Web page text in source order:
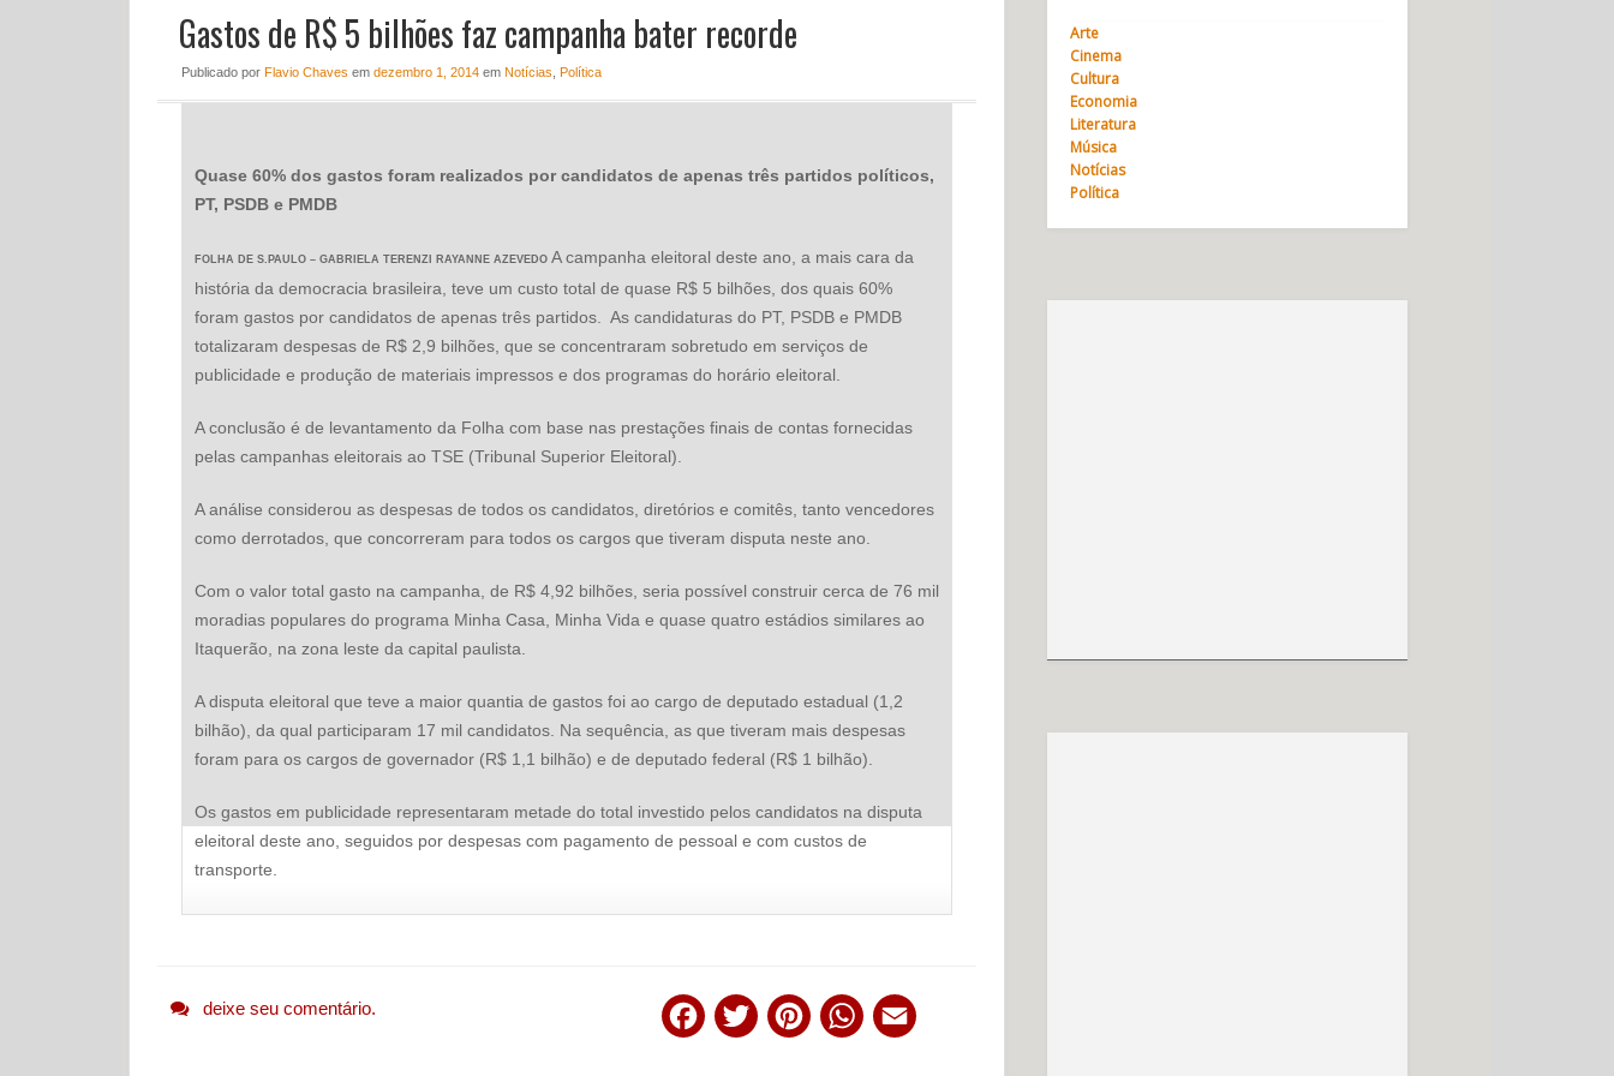
Gastos de R$ 5 bilhões faz campanha bater recorde
Publicado por Flavio Chaves em dezembro 1, 2014em Notícias Política
Quase 60% dos gastos foram realizados por candidatos de apenas três partidos políticos,
PT, PSDB e PMDB
FOLHA DE S.PAULO – GABRIELA TERENZI RAYANNE AZEVEDO A campanha eleitoral deste ano, a mais cara da
história da democracia brasileira, teve um custo total de quase R$ 5 bilhões, dos quais 60%
foram gastos por candidatos de apenas três partidos. As candidaturas do PT, PSDB e PMDB
totalizaram despesas de R$ 2,9 bilhões, que se concentraram sobretudo em serviços de
publicidade e produção de materiais impressos e dos programas do horário eleitoral.
A conclusão é de levantamento da Folha com base nas prestações finais de contas fornecidas
pelas campanhas eleitorais ao TSE (Tribunal Superior Eleitoral).
A análise considerou as despesas de todos os candidatos, diretórios e comitês, tanto vencedores
como derrotados, que concorreram para todos os cargos que tiveram disputa neste ano.
Com o valor total gasto na campanha, de R$ 4,92 bilhões, seria possível construir cerca de 76 mil
moradias populares do programa Minha Casa, Minha Vida e quase quatro estádios similares ao
Itaquerão, na zona leste da capital paulista.
A disputa eleitoral que teve a maior quantia de gastos foi ao cargo de deputado estadual (1,2
bilhão), da qual participaram 17 mil candidatos. Na sequência, as que tiveram mais despesas
foram para os cargos de governador (R$ 1,1 bilhão) e de deputado federal (R$ 1 bilhão).
Os gastos em publicidade representaram metade do total investido pelos candidatos na disputa
eleitoral deste ano, seguidos por despesas com pagamento de pessoal e com custos de
transporte.
deixe seu comentário.
Facebook
Twitter PinterestWhatsApp
Arte
Cinema
Cultura
Economia
Literatura
Música
Notícias
Política